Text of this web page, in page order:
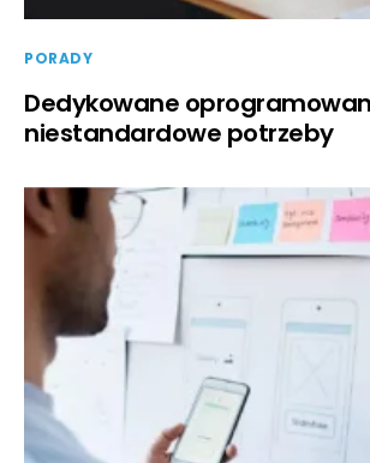
PORADY
Dedykowane
niestandardowe potrzeby